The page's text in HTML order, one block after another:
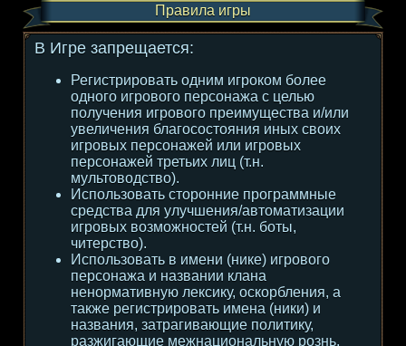
Правила игры
В Игре запрещается:
Регистрировать одним игроком более
одного игрового персонажа с целью
получения игрового преимущества и/или
увеличения благосостояния иных своих
игровых персонажей или игровых
персонажей третьих лиц (т.н.
мультоводство).
Использовать сторонние программные
средства для улучшения/автоматизации
игровых возможностей (т.н. боты,
читерство).
Использовать в имени (нике) игрового
персонажа и названии клана
ненормативную лексику, оскорбления, а
также регистрировать имена (ники) и
названия, затрагивающие политику,
разжигающие межнациональную рознь,